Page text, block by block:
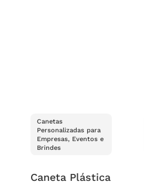
Canetas
Personalizadas para
Empresas, Eventos e
Brindes
Caneta Plástica